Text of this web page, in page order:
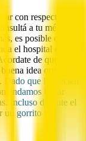
con respecto a
a tu médico
es posible que
el hospital en
de que, a la
idea optar por
Dado que los recién
llevar
Incluso durante el
un gorrito y